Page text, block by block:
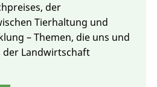
der
Tierhaltung und
– Themen, die uns und
der Landwirtschaft